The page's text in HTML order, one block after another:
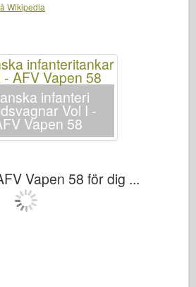
Wikipedia
infanteri
Vol I -
Vapen 58
Vapen 58 för dig ...